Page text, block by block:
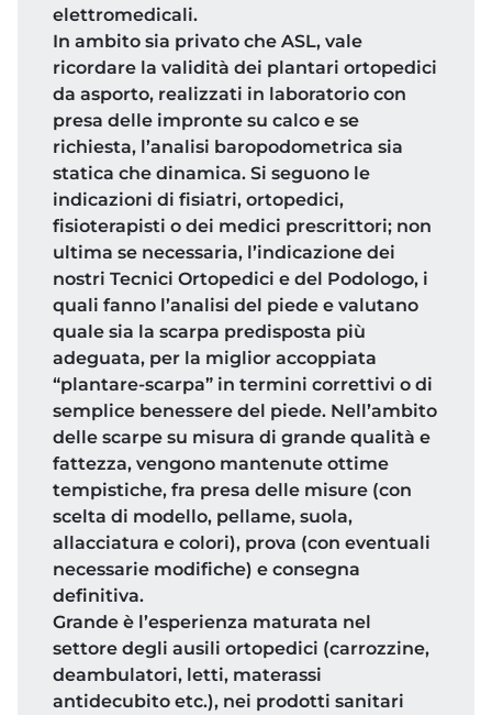
elettromedicali.
In ambito sia privato che ASL, vale
ricordare la validità dei plantari ortopedici
da asporto, realizzati in laboratorio con
presa delle impronte su calco e se
richiesta, l’analisi baropodometrica sia
statica che dinamica. Si seguono le
indicazioni di fisiatri, ortopedici,
fisioterapisti o dei medici prescrittori; non
ultima se necessaria, l’indicazione dei
nostri Tecnici Ortopedici e del Podologo, i
quali fanno l’analisi del piede e valutano
quale sia la scarpa predisposta più
adeguata, per la miglior accoppiata
“plantare-scarpa” in termini correttivi o di
semplice benessere del piede. Nell’ambito
delle scarpe su misura di grande qualità e
fattezza, vengono mantenute ottime
tempistiche, fra presa delle misure (con
scelta di modello, pellame, suola,
allacciatura e colori), prova (con eventuali
necessarie modifiche) e consegna
definitiva.
Grande è l’esperienza maturata nel
settore degli ausili ortopedici (carrozzine,
deambulatori, letti, materassi
antidecubito etc.), nei prodotti sanitari